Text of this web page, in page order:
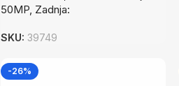
50MP, Zadnja:
SKU: 39749
-26%